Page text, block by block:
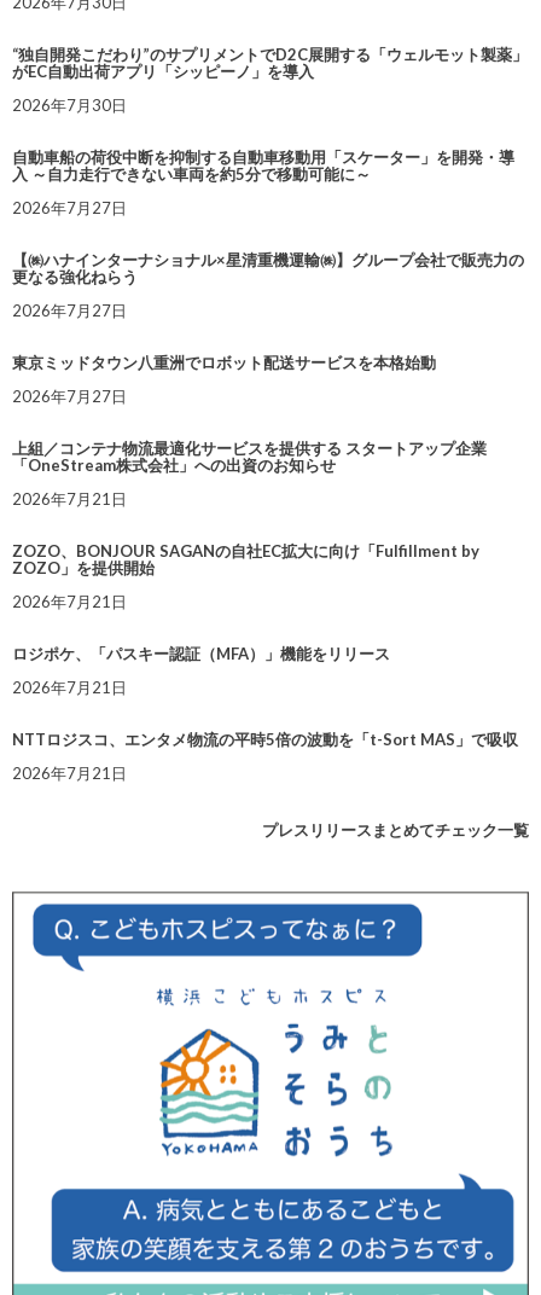
“独自開発こだわり”のサプリメントでD2C展開する「ウェルモット製薬」
がEC自動出荷アプリ「シッピーノ」を導入
2026年7月30日
自動車船の荷役中断を抑制する自動車移動用「スケーター」を開発・導
入 ～自力走行できない車両を約5分で移動可能に～
2026年7月27日
【㈱ハナインターナショナル×星清重機運輸㈱】グループ会社で販売力の
更なる強化ねらう
2026年7月27日
東京ミッドタウン八重洲でロボット配送サービスを本格始動
2026年7月27日
上組／コンテナ物流最適化サービスを提供する スタートアップ企業
「OneStream株式会社」への出資のお知らせ
2026年7月21日
ZOZO、BONJOUR SAGANの自社EC拡大に向け「Fulfillment by
ZOZO」を提供開始
2026年7月21日
ロジポケ、「パスキー認証（MFA）」機能をリリース
2026年7月21日
NTTロジスコ、エンタメ物流の平時5倍の波動を「t-Sort MAS」で吸収
2026年7月21日
プレスリリースまとめてチェック一覧